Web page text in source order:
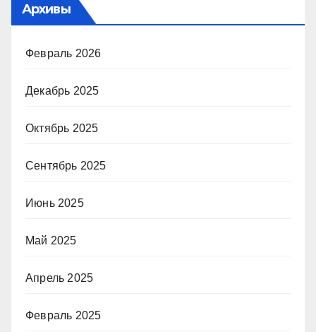
Архивы
Февраль 2026
Декабрь 2025
Октябрь 2025
Сентябрь 2025
Июнь 2025
Май 2025
Апрель 2025
Февраль 2025